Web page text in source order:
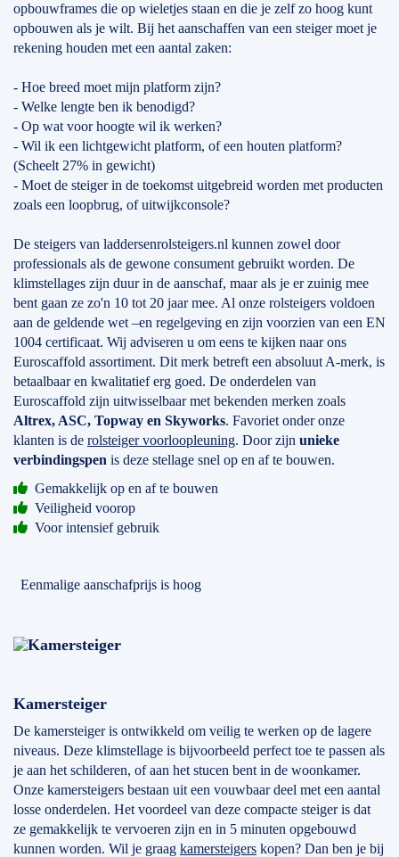
opbouwframes die op wieletjes staan en die je zelf zo hoog kunt
opbouwen als je wilt. Bij het aanschaffen van een steiger moet je
rekening houden met een aantal zaken:
- Hoe breed moet mijn platform zijn?
- Welke lengte ben ik benodigd?
- Op wat voor hoogte wil ik werken?
- Wil ik een lichtgewicht platform, of een houten platform?
(Scheelt 27% in gewicht)
- Moet de steiger in de toekomst uitgebreid worden met producten
zoals een loopbrug, of uitwijkconsole?
De steigers van laddersenrolsteigers.nl kunnen zowel door
professionals als de gewone consument gebruikt worden. De
klimstellages zijn duur in de aanschaf, maar als je er zuinig mee
bent gaan ze zo'n 10 tot 20 jaar mee. Al onze rolsteigers voldoen
aan de geldende wet –en regelgeving en zijn voorzien van een EN
1004 certificaat. Wij adviseren u om eens te kijken naar ons
Euroscaffold assortiment. Dit merk betreft een absoluut A-merk, is
betaalbaar en kwalitatief erg goed. De onderdelen van
Euroscaffold zijn uitwisselbaar met bekenden merken zoals
Altrex, ASC, Topway en Skyworks. Favoriet onder onze
klanten is de rolsteiger voorloopleuning. Door zijn unieke
verbindingspen is deze stellage snel op en af te bouwen.
Gemakkelijk op en af te bouwen
Veiligheid voorop
Voor intensief gebruik
Eenmalige aanschafprijs is hoog
Kamersteiger
De kamersteiger is ontwikkeld om veilig te werken op de lagere
niveaus. Deze klimstellage is bijvoorbeeld perfect toe te passen als
je aan het schilderen, of aan het stucen bent in de woonkamer.
Onze kamersteigers bestaan uit een vouwbaar deel met een aantal
losse onderdelen. Het voordeel van deze compacte steiger is dat
ze gemakkelijk te vervoeren zijn en in 5 minuten opgebouwd
kunnen worden. Wil je graag kamersteigers kopen? Dan ben je bij